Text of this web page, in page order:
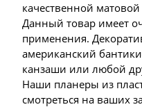
качественной
Данный товар имеет
применения.
американский
канзаши или любой
Наши планеры из
смотреться на ваших